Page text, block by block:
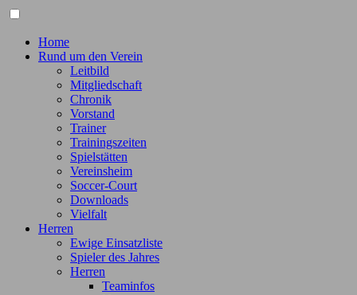
Home
Rund um den Verein
Leitbild
Mitgliedschaft
Chronik
Vorstand
Trainer
Trainingszeiten
Spielstätten
Vereinsheim
Soccer-Court
Downloads
Vielfalt
Herren
Ewige Einsatzliste
Spieler des Jahres
Herren
Teaminfos